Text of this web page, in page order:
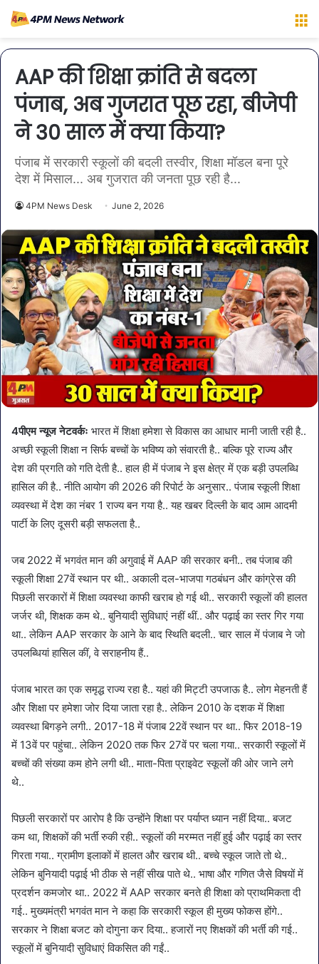
AAP की शिक्षा क्रांति से बदला
पंजाब, अब गुजरात पूछ रहा, बीजेपी
ने 30 साल में क्या किया?
पंजाब में सरकारी स्कूलों की बदली तस्वीर, शिक्षा मॉडल बना पूरे
देश में मिसाल... अब गुजरात की जनता पूछ रही है...
4PM News Desk June 2, 2026
4पीएम न्यूज नेटवर्कः भारत में शिक्षा हमेशा से विकास का आधार मानी जाती रही है..
अच्छी स्कूली शिक्षा न सिर्फ बच्चों के भविष्य को संवारती है.. बल्कि पूरे राज्य और
देश की प्रगति को गति देती है.. हाल ही में पंजाब ने इस क्षेत्र में एक बड़ी उपलब्धि
हासिल की है.. नीति आयोग की 2026 की रिपोर्ट के अनुसार.. पंजाब स्कूली शिक्षा
व्यवस्था में देश का नंबर 1 राज्य बन गया है.. यह खबर दिल्ली के बाद आम आदमी
पार्टी के लिए दूसरी बड़ी सफलता है..
जब 2022 में भगवंत मान की अगुवाई में AAP की सरकार बनी.. तब पंजाब की
स्कूली शिक्षा 27वें स्थान पर थी.. अकाली दल-भाजपा गठबंधन और कांग्रेस की
पिछली सरकारों में शिक्षा व्यवस्था काफी खराब हो गई थी.. सरकारी स्कूलों की हालत
जर्जर थी, शिक्षक कम थे.. बुनियादी सुविधाएं नहीं थीं.. और पढ़ाई का स्तर गिर गया
था.. लेकिन AAP सरकार के आने के बाद स्थिति बदली.. चार साल में पंजाब ने जो
उपलब्धियां हासिल कीं, वे सराहनीय हैं..
पंजाब भारत का एक समृद्ध राज्य रहा है.. यहां की मिट्टी उपजाऊ है.. लोग मेहनती हैं
और शिक्षा पर हमेशा जोर दिया जाता रहा है.. लेकिन 2010 के दशक में शिक्षा
व्यवस्था बिगड़ने लगी.. 2017-18 में पंजाब 22वें स्थान पर था.. फिर 2018-19
में 13वें पर पहुंचा.. लेकिन 2020 तक फिर 27वें पर चला गया.. सरकारी स्कूलों में
बच्चों की संख्या कम होने लगी थी.. माता-पिता प्राइवेट स्कूलों की ओर जाने लगे
थे..
पिछली सरकारों पर आरोप है कि उन्होंने शिक्षा पर पर्याप्त ध्यान नहीं दिया.. बजट
कम था, शिक्षकों की भर्ती रुकी रही.. स्कूलों की मरम्मत नहीं हुई और पढ़ाई का स्तर
गिरता गया.. ग्रामीण इलाकों में हालत और खराब थी.. बच्चे स्कूल जाते तो थे..
लेकिन बुनियादी पढ़ाई भी ठीक से नहीं सीख पाते थे.. भाषा और गणित जैसे विषयों में
प्रदर्शन कमजोर था.. 2022 में AAP सरकार बनते ही शिक्षा को प्राथमिकता दी
गई.. मुख्यमंत्री भगवंत मान ने कहा कि सरकारी स्कूल ही मुख्य फोकस होंगे..
सरकार ने शिक्षा बजट को दोगुना कर दिया.. हजारों नए शिक्षकों की भर्ती की गई..
स्कूलों में बुनियादी सुविधाएं विकसित की गईं..